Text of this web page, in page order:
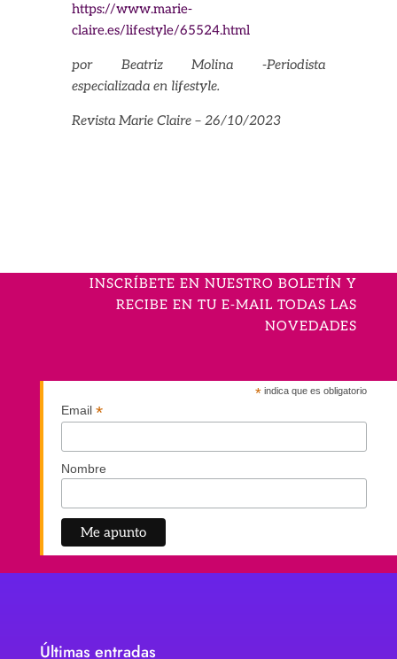
https://www.marie-
claire.es/lifestyle/65524.html
por Beatriz Molina -Periodista
especializada en lifestyle.
Revista Marie Claire – 26/10/2023
INSCRÍBETE EN NUESTRO BOLETÍN Y
RECIBE EN TU E-MAIL TODAS LAS
NOVEDADES
* indica que es obligatorio
Email *
Nombre
Últimas entradas